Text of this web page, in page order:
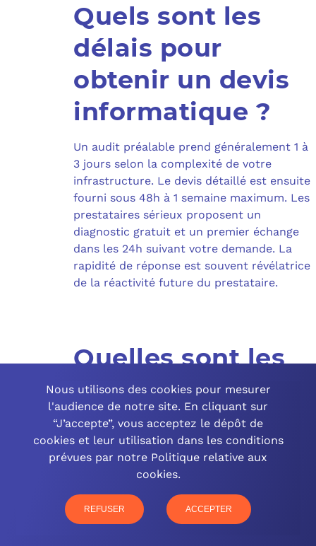
Quels sont les
délais pour
obtenir un devis
informatique ?
Un audit préalable prend généralement 1 à
3 jours selon la complexité de votre
infrastructure. Le devis détaillé est ensuite
fourni sous 48h à 1 semaine maximum. Les
prestataires sérieux proposent un
diagnostic gratuit et un premier échange
dans les 24h suivant votre demande. La
rapidité de réponse est souvent révélatrice
de la réactivité future du prestataire.
Quelles sont les
étapes
d'implémentation
d'une solution
informatique ?
L’implémentation suit généralement ces
Nous utilisons des cookies pour mesurer
l'audience de notre site. En cliquant sur
“J’accepte”, vous acceptez le dépôt de
cookies et leur utilisation dans les conditions
prévues par notre Politique relative aux
cookies.
REFUSER ACCEPTER